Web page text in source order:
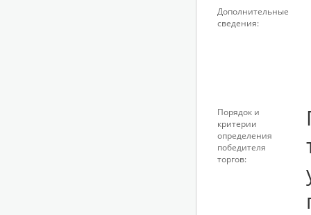
Дополнительные
сведения:
Порядок и
критерии
определения
победителя
торгов: